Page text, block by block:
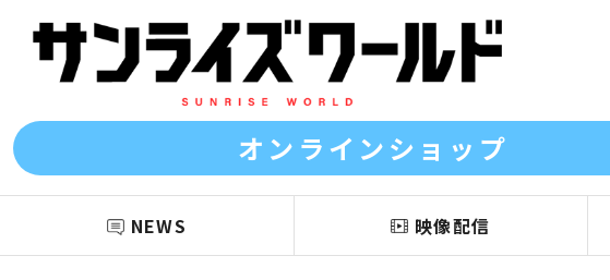
オンラインショップ
NEWS 映像配信